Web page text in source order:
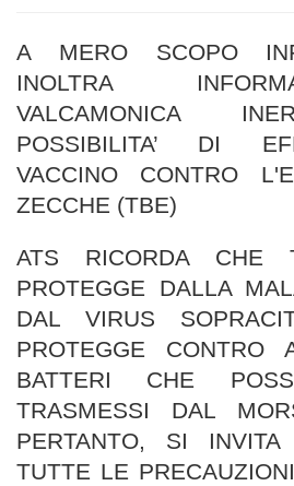
A MERO SCOPO
INOLTRA
VALCAMONICA
POSSIBILITA’ DI
VACCINO CONTRO
ZECCHE (TBE)
ATS RICORDA CHE
PROTEGGE DALLA
DAL VIRUS
PROTEGGE CONTRO
BATTERI CHE
TRASMESSI DAL
PERTANTO, SI INVITA
TUTTE LE